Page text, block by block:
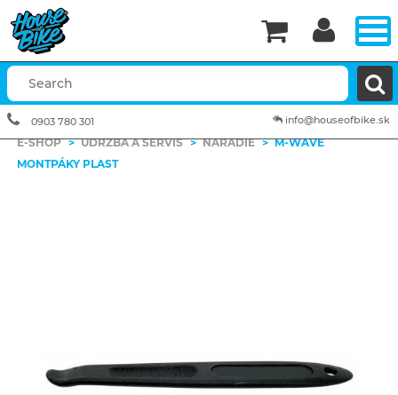
E-SHOP > ÚDRŽBA A SERVIS > NÁRADIE > M-WAVE
MONTPÁKY PLAST


info@houseofbike.sk
0903 780 301